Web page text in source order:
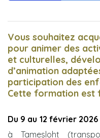
Vous souhaitez
pour animer des
et culturelles,
d’animation
participation des
Cette formation est
Du 9 au 12 février 2026
à Tamesloht